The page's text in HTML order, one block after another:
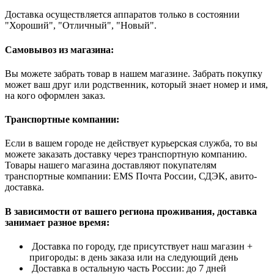
Доставка осуществляется аппаратов только в состоянии
"Хороший", "Отличный", "Новый".
Самовывоз из магазина:
Вы можете забрать товар в нашем магазине. Забрать покупку
может ваш друг или родственник, который знает номер и имя,
на кого оформлен заказ.
Транспортные компании:
Если в вашем городе не действует курьерская служба, то вы
можете заказать доставку через транспортную компанию.
Товары нашего магазина доставляют покупателям
транспортные компании: EMS Почта России, СДЭК, авито-
доставка.
В зависимости от вашего региона проживания, доставка
занимает разное время:
Доставка по городу, где присутствует наш магазин +
пригороды: в день заказа или на следующий день
Доставка в остальную часть России: до 7 дней